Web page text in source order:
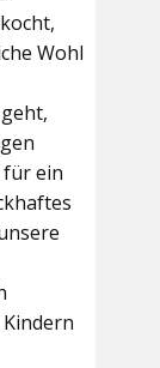
Wohl
ein